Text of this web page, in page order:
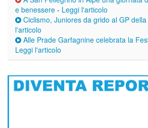
e benessere - Leggi l'articolo
Ciclismo, Juniores da grido al GP
l'articolo
Alle Prade Garfagnine celebrata la
Leggi l'articolo